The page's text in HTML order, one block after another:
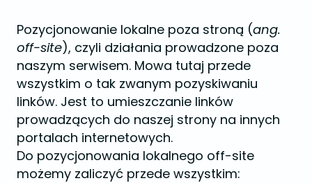
Pozycjonowanie lokalne poza stroną (ang.
off-site), czyli działania prowadzone poza
naszym serwisem. Mowa tutaj przede
wszystkim o tak zwanym pozyskiwaniu
linków. Jest to umieszczanie linków
prowadzących do naszej strony na innych
portalach internetowych.
Do pozycjonowania lokalnego off-site
możemy zaliczyć przede wszystkim: